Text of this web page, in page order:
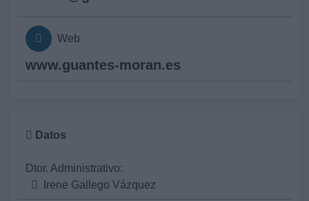
Web
www.guantes-moran.es
Datos
Dtor. Administrativo:
Irene Gallego Vázquez